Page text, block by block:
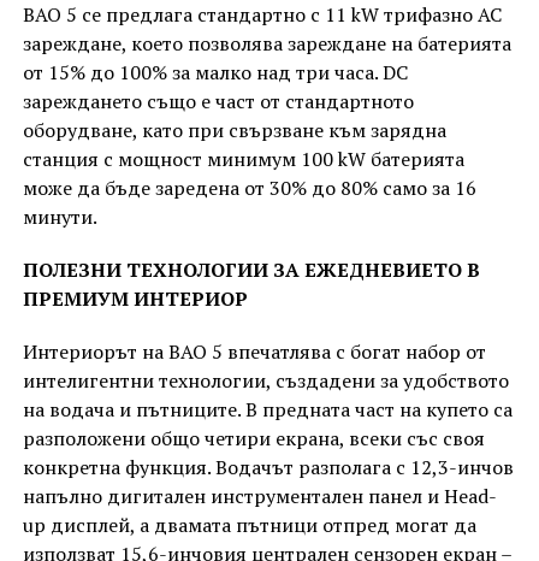
BAO 5 се предлага стандартно с 11 kW трифазно AC
зареждане, което позволява зареждане на батерията
от 15% до 100% за малко над три часа. DC
зареждането също е част от стандартното
оборудване, като при свързване към зарядна
станция с мощност минимум 100 kW батерията
може да бъде заредена от 30% до 80% само за 16
минути.
ПОЛЕЗНИ ТЕХНОЛОГИИ ЗА ЕЖЕДНЕВИЕТО В
ПРЕМИУМ ИНТЕРИОР
Интериорът на BAO 5 впечатлява с богат набор от
интелигентни технологии, създадени за удобството
на водача и пътниците. В предната част на купето са
разположени общо четири екрана, всеки със своя
конкретна функция. Водачът разполага с 12,3-инчов
напълно дигитален инструментален панел и Head-
up дисплей, а двамата пътници отпред могат да
използват 15,6-инчовия централен сензорен екран –